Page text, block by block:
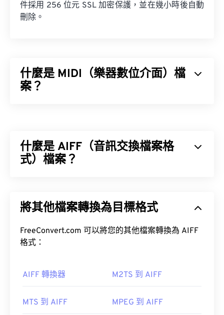
件採用 256 位元 SSL 加密保護，並在幾小時後自動
刪除。
什麼是 MIDI（樂器數位介面）檔
案？
目的是在應用程式、軟體和硬體之間共享音樂資訊
（例如音符、時值、音高和音量）。
如何開啟 MIDI 檔案？
Audacity。 Awave 可以讀取 260 種不同的音訊格
式。
其他可以開啟 MIDI 檔案的程式包括 Winamp
什麼是 AIFF（音訊交換檔案格
式）檔案？
用它，尤其是蘋果平台的用戶。它是無損
，這意味著
檔案會佔用更多空間。 AIFF 可以定位循環點數據和
音符，這對音樂家來說非常有用。
預設情況下，AIFF 檔案會在Windows Media Player
將其他檔案轉換為目標格式
FreeConvert.com 可以將您的其他檔案轉換為 AIFF
格式：
AIFF 轉換器 M2TS 到 AIFF
MTS 到 AIFF MPEG 到 AIFF